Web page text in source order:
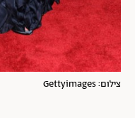
צילום: Gettyimages